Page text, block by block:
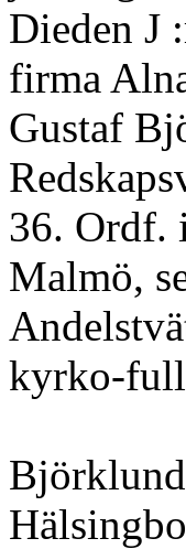
Dieden J
firma
Gustaf
36. Ordf.
Malmö,
kyrko-